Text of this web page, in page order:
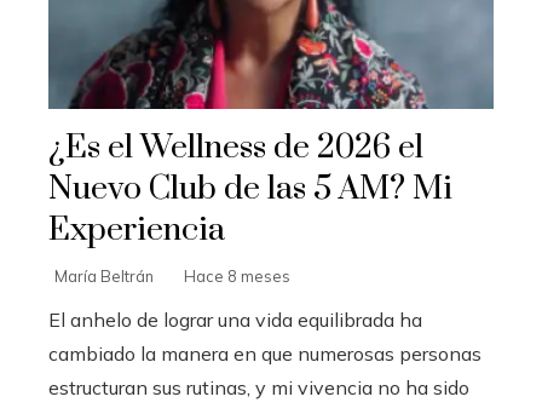
¿Es el Wellness de 2026 el
Nuevo Club de las 5 AM? Mi
Experiencia
María Beltrán Hace 8 meses
El anhelo de lograr una vida equilibrada ha
cambiado la manera en que numerosas personas
estructuran sus rutinas, y mi vivencia no ha sido